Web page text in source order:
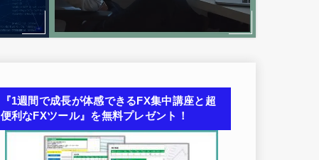
『1週間で成長が体感できるFX集中講座と超
便利なFXツール』を無料プレゼント！